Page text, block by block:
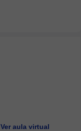
Ver aula virtual